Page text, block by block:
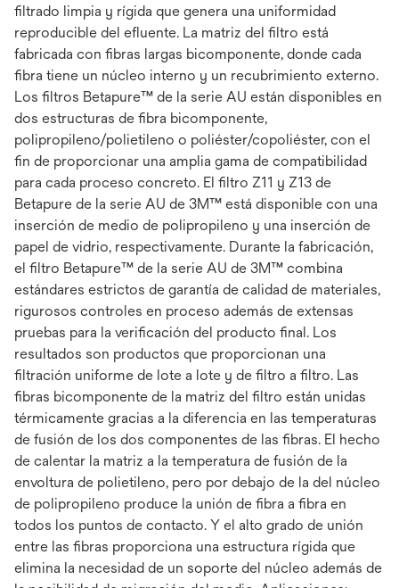
filtrado limpia y rígida que genera una uniformidad
reproducible del efluente. La matriz del filtro está
fabricada con fibras largas bicomponente, donde cada
fibra tiene un núcleo interno y un recubrimiento externo.
Los filtros Betapure™ de la serie AU están disponibles en
dos estructuras de fibra bicomponente,
polipropileno/polietileno o poliéster/copoliéster, con el
fin de proporcionar una amplia gama de compatibilidad
para cada proceso concreto. El filtro Z11 y Z13 de
Betapure de la serie AU de 3M™ está disponible con una
inserción de medio de polipropileno y una inserción de
papel de vidrio, respectivamente. Durante la fabricación,
el filtro Betapure™ de la serie AU de 3M™ combina
estándares estrictos de garantía de calidad de materiales,
rigurosos controles en proceso además de extensas
pruebas para la verificación del producto final. Los
resultados son productos que proporcionan una
filtración uniforme de lote a lote y de filtro a filtro. Las
fibras bicomponente de la matriz del filtro están unidas
térmicamente gracias a la diferencia en las temperaturas
de fusión de los dos componentes de las fibras. El hecho
de calentar la matriz a la temperatura de fusión de la
envoltura de polietileno, pero por debajo de la del núcleo
de polipropileno produce la unión de fibra a fibra en
todos los puntos de contacto. Y el alto grado de unión
entre las fibras proporciona una estructura rígida que
elimina la necesidad de un soporte del núcleo además de